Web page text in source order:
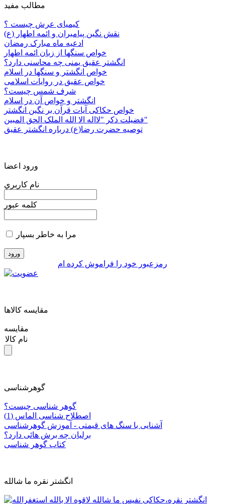
مطالب مفید
کیمیای عرش چیست ؟
نقش نگین پیامبران و ائمه اطهار (ع)
ادعیه ماه مبارک رمضان
خواص سنگها از زبان ائمه اطهار
انگشتر عقیق یمنی چه محاسنی دارد؟
خواص انگشتر و سنگها در اسلام
خواص عقیق در روایات اسلامی
شرف شمس چیست؟
انگشتر و خواص آن در اسلام
خواص حکاکی آیات قرآن بر نگین انگشتر
فضیلت ذکر "لااله الا الله الملک الحق المبین"
توصیه حضرت رضا(ع) درباره انگشتر عقیق
ورود اعضا
نام کاربري
کلمه عبور
مرا به خاطر بسپار
رمزعبور خود را فراموش کرده ام
مقايسه کالاها
مقایسه
نام کالا
گوهرشناسی
گوهر شناسی چیست؟
اصطلاح شناسی الماس (1)
آشنایی با سنگ های قیمتی - آموزش گوهرشناسی
برلیان چه برش هائی دارد؟
کتاب گوهر شناسی
انگشتر نقره ما شالله